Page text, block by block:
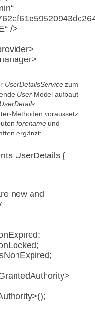
/>
UserDetailsService zum
User-Model aufbaut.
UserDetails
Methoden voraussetzt.
forename und
ergänzt:
UserDetails {
new and